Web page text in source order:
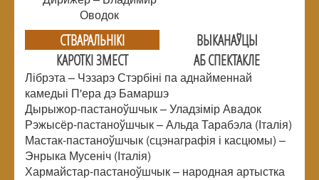
Оводок
СТВАРАЛЬНIКI
ВЫКАНАЎЦЫ
КАРОТКІ ЗМЕСТ
АБ СПЕКТАКЛЕ
Лібрэта – Чэзарэ Стэрбіні па аднайменнай
камедыі П'ера дэ Бамаршэ
Дырыжор-пастаноўшчык – Уладзімір Авадок
Рэжысёр-пастаноўшчык – Альда Тарабэла (Італія)
Мастак-пастаноўшчык (сцэнаграфія і касцюмы) –
Энрыка Мусеніч (Італія)
Хармайстар-пастаноўшчык – народная артыстка